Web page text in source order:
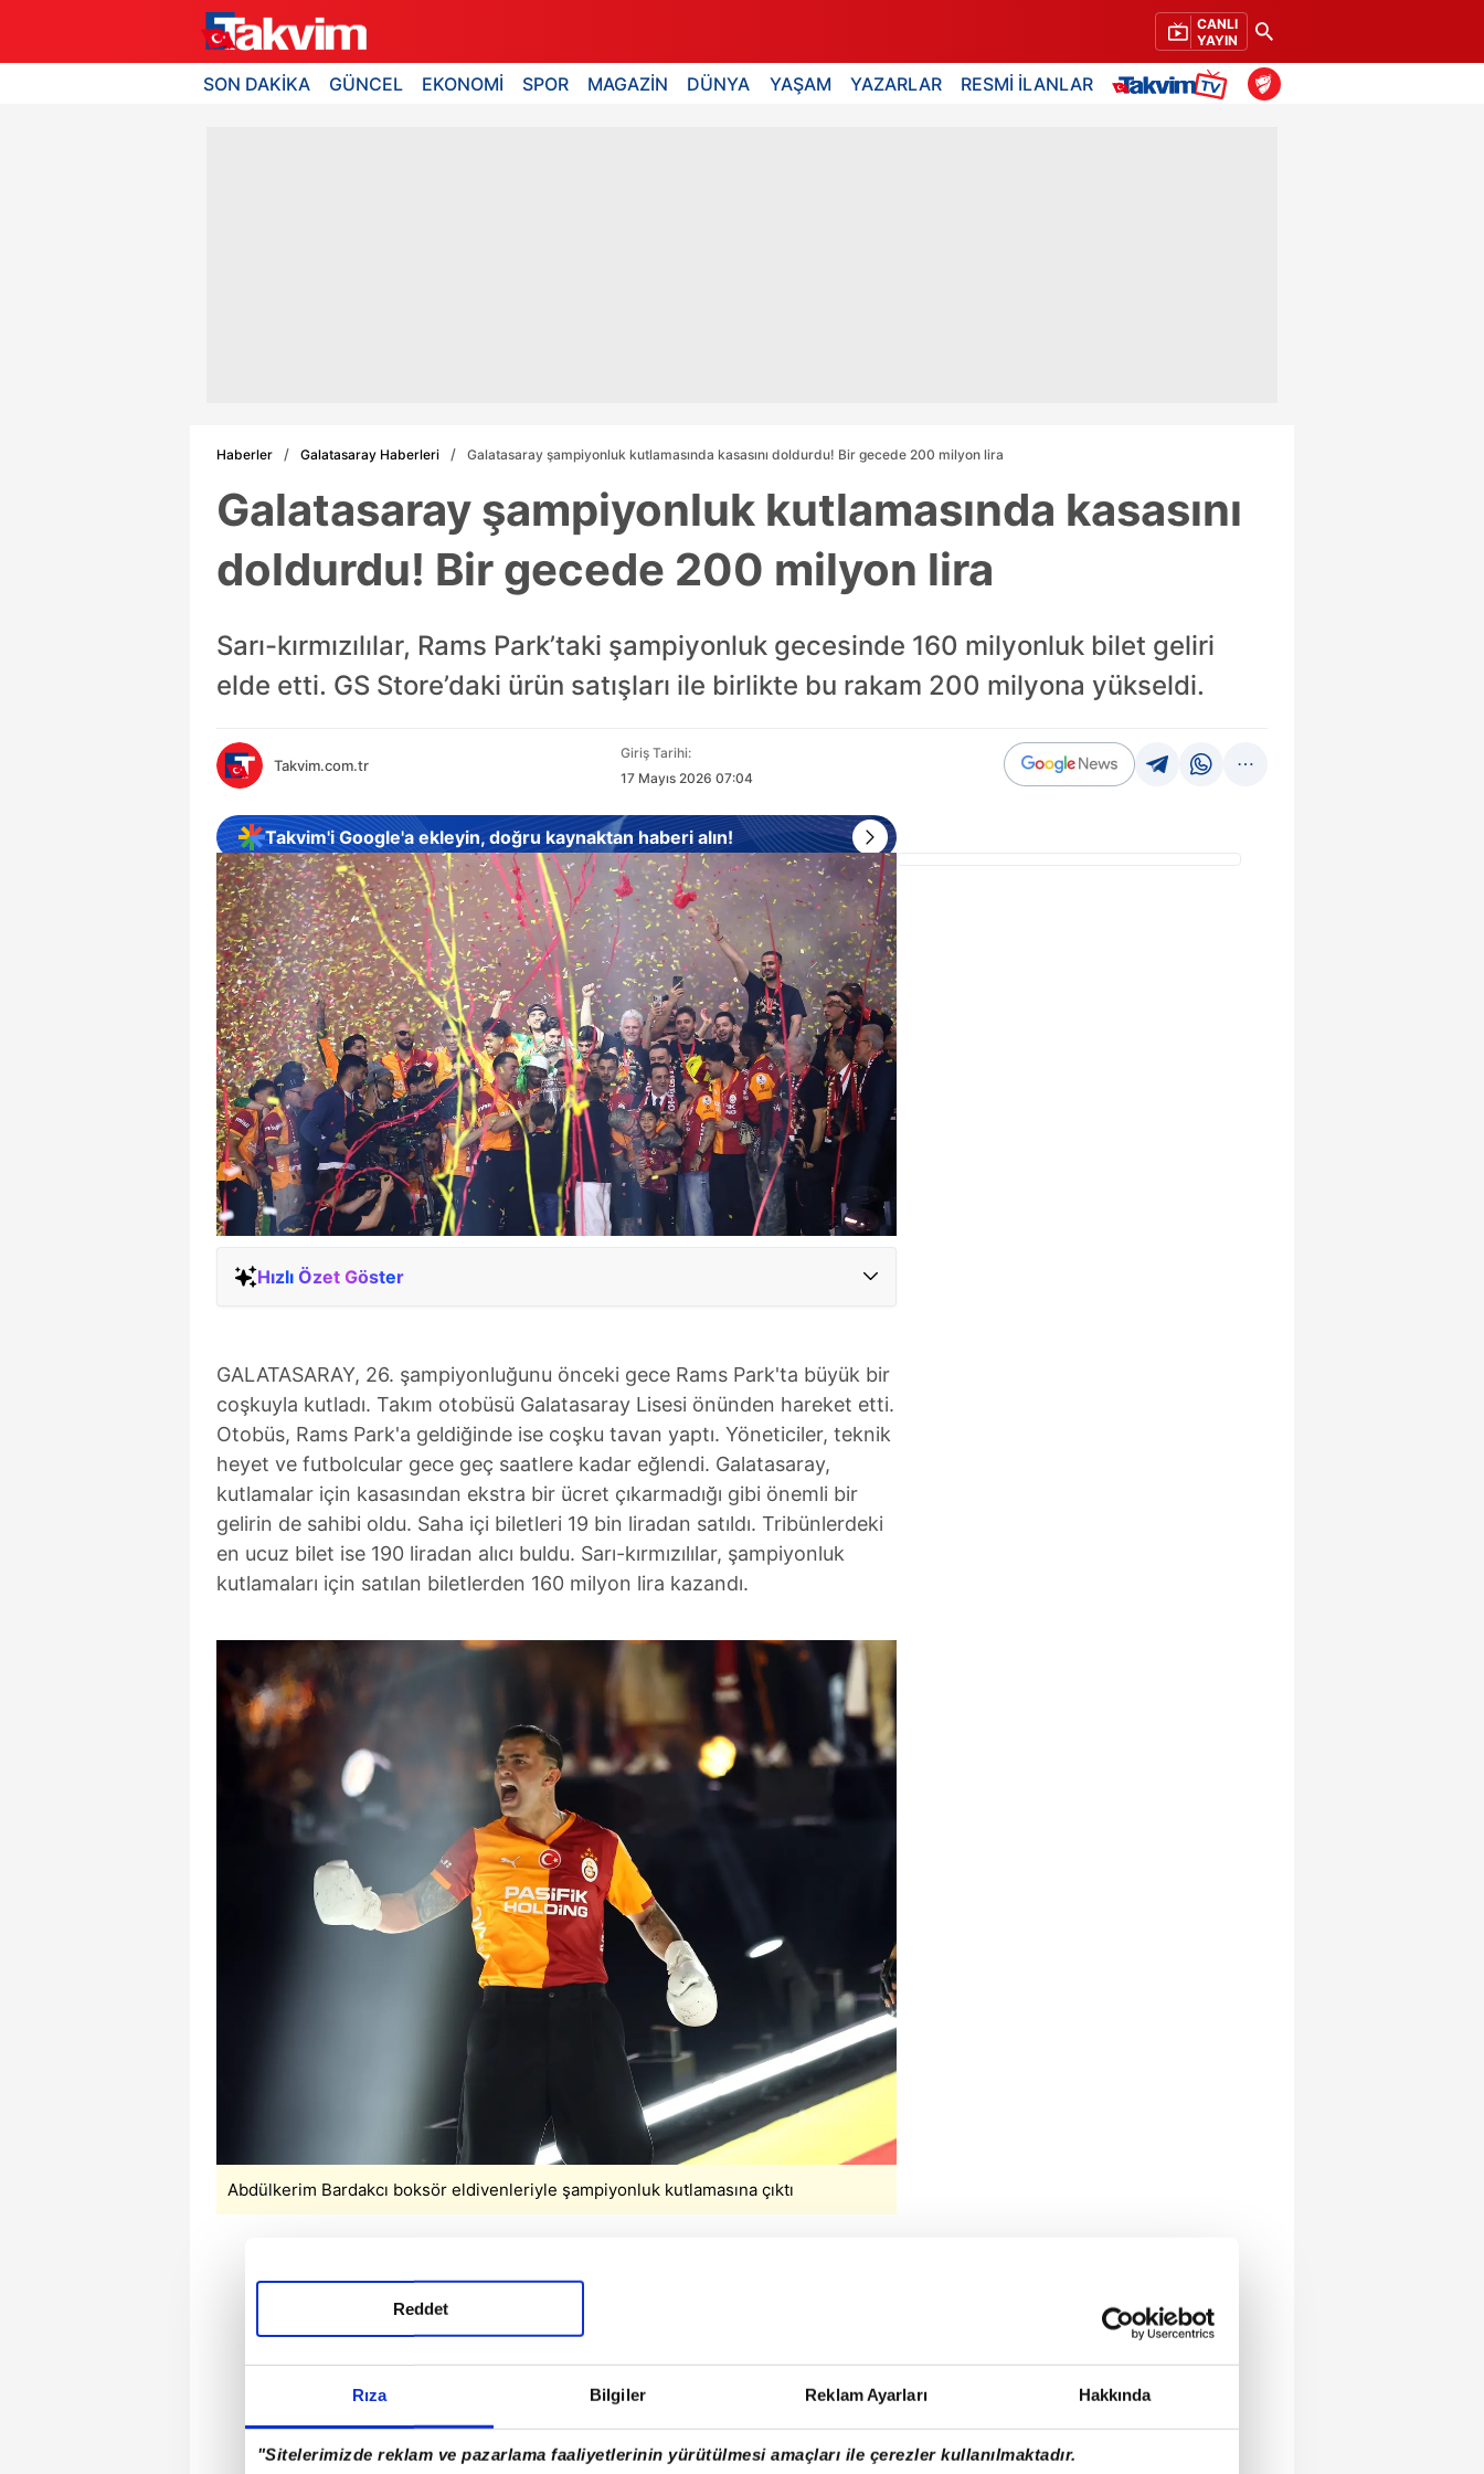
Rıza Bilgiler Reklam Ayarları Hakkında
"Sitelerimizde reklam ve pazarlama faaliyetlerinin yürütülmesi amaçları ile çerezler kullanılmaktadır.
Reddet
CANLI
YAYIN
SON DAKİKA GÜNCEL EKONOMİ SPOR MAGAZİN DÜNYA YAŞAM YAZARLAR RESMİ İLANLAR
Haberler Galatasaray Haberleri Galatasaray şampiyonluk kutlamasında kasasını doldurdu! Bir gecede 200 milyon lira
Galatasaray şampiyonluk kutlamasında kasasını
doldurdu! Bir gecede 200 milyon lira
Sarı-kırmızılılar, Rams Park’taki şampiyonluk gecesinde 160 milyonluk bilet geliri
elde etti. GS Store’daki ürün satışları ile birlikte bu rakam 200 milyona yükseldi.
Takvim.com.tr
Giriş Tarihi:
17 Mayıs 2026 07:04
Takvim'i Google'a ekleyin, doğru kaynaktan haberi alın!
Hızlı Özet Göster
GALATASARAY, 26. şampiyonluğunu önceki gece Rams Park'ta büyük bir
coşkuyla kutladı. Takım otobüsü Galatasaray Lisesi önünden hareket etti.
Otobüs, Rams Park'a geldiğinde ise coşku tavan yaptı. Yöneticiler, teknik
heyet ve futbolcular gece geç saatlere kadar eğlendi. Galatasaray,
kutlamalar için kasasından ekstra bir ücret çıkarmadığı gibi önemli bir
gelirin de sahibi oldu. Saha içi biletleri 19 bin liradan satıldı. Tribünlerdeki
en ucuz bilet ise 190 liradan alıcı buldu. Sarı-kırmızılılar, şampiyonluk
kutlamaları için satılan biletlerden 160 milyon lira kazandı.
Abdülkerim Bardakcı boksör eldivenleriyle şampiyonluk kutlamasına çıktı